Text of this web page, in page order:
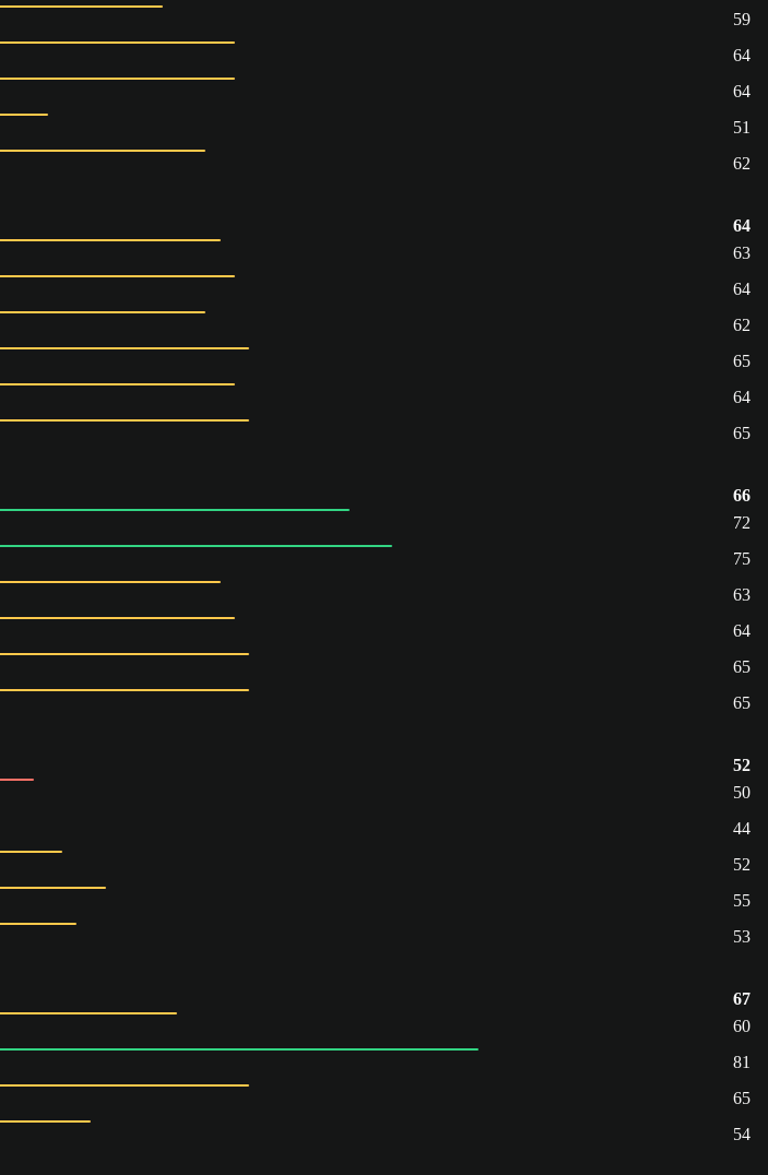
59
64
64
51
62
64
63
64
62
65
64
65
66
72
75
63
64
65
65
52
50
44
52
55
53
67
60
81
65
54